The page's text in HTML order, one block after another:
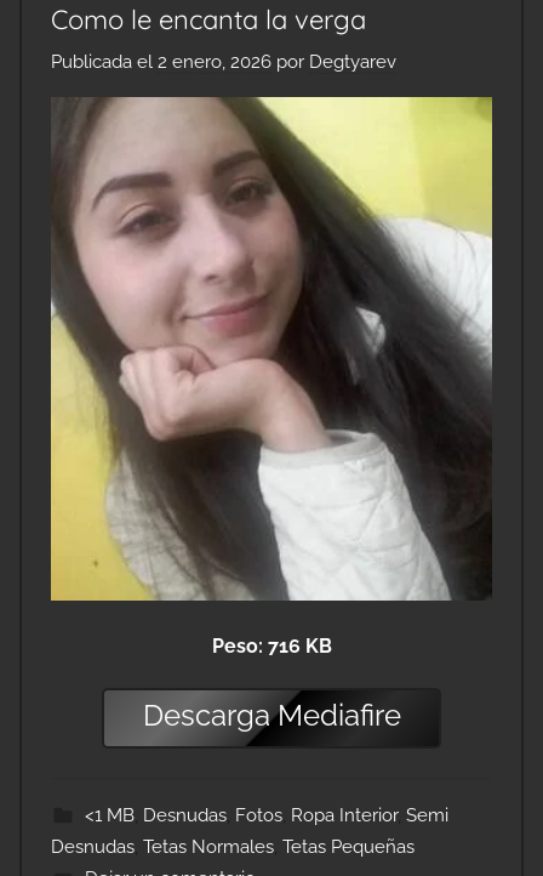
Como le encanta la verga
Publicada el 2 enero, 2026 por Degtyarev
Peso: 716 KB
DescargaMediafire
<1 MB, Desnudas, Fotos, Ropa Interior, Semi
Desnudas Tetas Normales Tetas Pequeñas